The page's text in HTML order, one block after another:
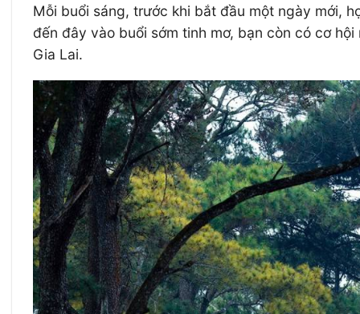
Mỗi buổi sáng, trước khi bắt đầu một ngày mới,
đến đây vào buổi sớm tinh mơ, bạn còn có cơ
Gia Lai.